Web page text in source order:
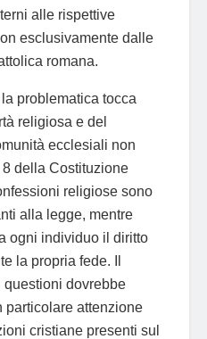
alle rispettive
esclusivamente dalle
romana.
problematica tocca
religiosa e del
ecclesiali non
8 della Costituzione
religiose sono
alla legge, mentre
ogni individuo il diritto
la propria fede. Il
dovrebbe
particolare attenzione
cristiane presenti sul